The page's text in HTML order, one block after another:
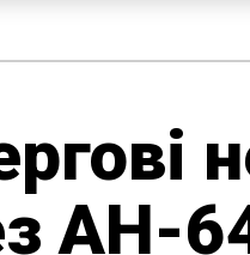
AH-